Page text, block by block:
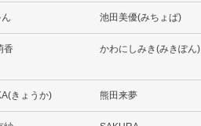
池田美優(みちょぱ)
香 かわにしみき(みきぽん)
きょうか) 熊田来夢